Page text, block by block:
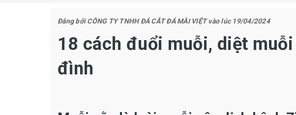
Đăng bởiCÔNG TY TNHH ĐÁ CẮT ĐÁ MÀI VIỆTvào lúc 19/04/2024
18 cách đuổi muỗi, diệt
đình